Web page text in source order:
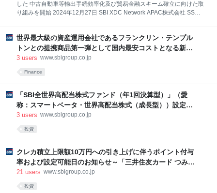
ディングス
した 中古自動車等輸出手続効率化及び貿易金融スキーム確立に向けた取
り組みを開始 2024年12月27日 SBI XDC Network APAC株式会社 SSト
古自動車部品及び中古自動車の輸出・販売を行うSSトレーディング株式
会社（本社：東京都港区、代表取締役：正田 匠、以下「SST」）は、中
古自動車部品及び中古自動車の輸出手続効率化及び新たな貿易金融スキ
ックチェーン上への記録、及び輸出商品の船積み期間中のファクタリン
世界最大級の資産運用会社であるフランクリン・テンプル
トンとの提携商品第一弾として国内最安コストとなる新た
なインド株式インデックスファンドの募集・設定のお知ら
3 users www.sbigroup.co.jp
Finance
「SBI全世界高配当株式ファンド（年1回決算型）」（愛
称：スマートベータ・世界高配当株式（成長型））設定の
お知らせ～ 最低コストの公募グローバル株式型（含む日
本）で資産成長を重視 ～(SBIグローバルアセットマネジメ
3 users www.sbigroup.co.jp
投資
クレカ積立上限額10万円への引き上げに伴うポイント付与
率および設定可能日のお知らせ～「三井住友カード つみた
て投資」クレカ積立上限額10万円引き上げ記念キャンペー
ン！を開催～(SBI証券)－ PR情報｜SBIホールディングス
21 users www.sbigroup.co.jp
投資